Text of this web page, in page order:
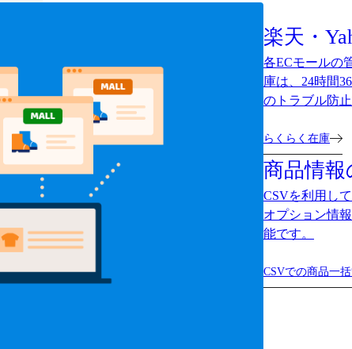
楽天・
各ECモールの
庫は、24時間
のトラブル防
らくらく在庫
商品情報
CSVを利用し
オプション情
能です。
CSVでの商品一